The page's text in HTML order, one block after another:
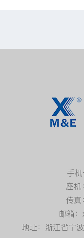
手
座
传
邮箱
地址：浙江省宁